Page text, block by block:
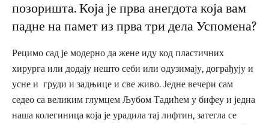
позоришта. Која је прва анегдота која вам
падне на памет из прва три дела Успомена?
Рецимо сад је модерно да жене иду код пластичних
хирурга или додају нешто себи или одузимају, дограђују и
усне и груди и задњице и све живо. Једне вечери сам
седео са великим глумцем Љубом Тадићем у бифеу и једна
наша колегиница која је урадила тај лифтин, затегла се